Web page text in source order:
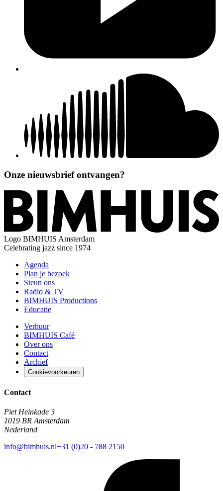
Onze nieuwsbrief ontvangen?
Logo BIMHUIS Amsterdam
Celebrating jazz since 1974
Agenda
Plan je bezoek
Steun ons
Radio & TV
BIMHUIS Productions
Educatie
Verhuur
BIMHUIS Café
Over ons
Contact
Archief
Cookievoorkeuren
Contact
Piet Heinkade 3
1019 BR Amsterdam
Nederland
info@bimhuis.nl+31 (0)20 - 788 2150